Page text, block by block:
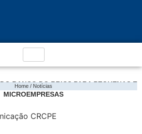
BANCO DO BRICS PARA PEQUENAS E
MICROEMPRESAS
Home / Notícias
CRCPE